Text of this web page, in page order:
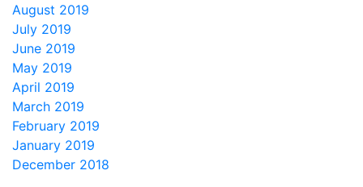
August 2019
July 2019
June 2019
May 2019
April 2019
March 2019
February 2019
January 2019
December 2018